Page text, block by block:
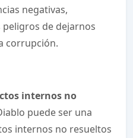
negativas,
de dejarnos
corrupción.
internos no
puede ser una
internos no resueltos